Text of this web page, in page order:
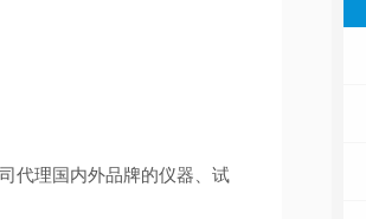
代理国内外品牌的仪器、试